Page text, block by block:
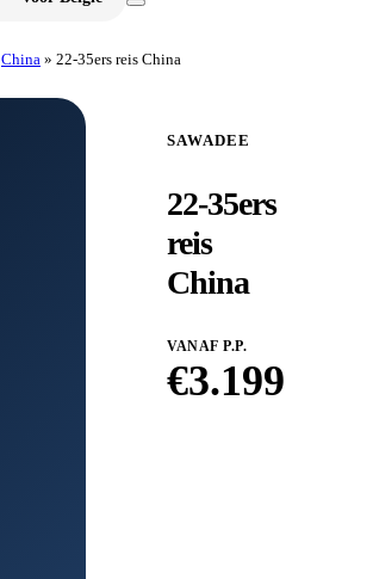
China » 22-35ers reis China
SAWADEE
22-35ers
reis
China
VANAF P.P.
€3.199